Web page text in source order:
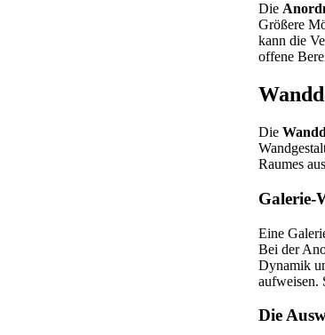
Die
Größere
kann die
offene
Die
Raumes
Galerie-
Eine
Bei der
Dynamik
aufweisen.
Die